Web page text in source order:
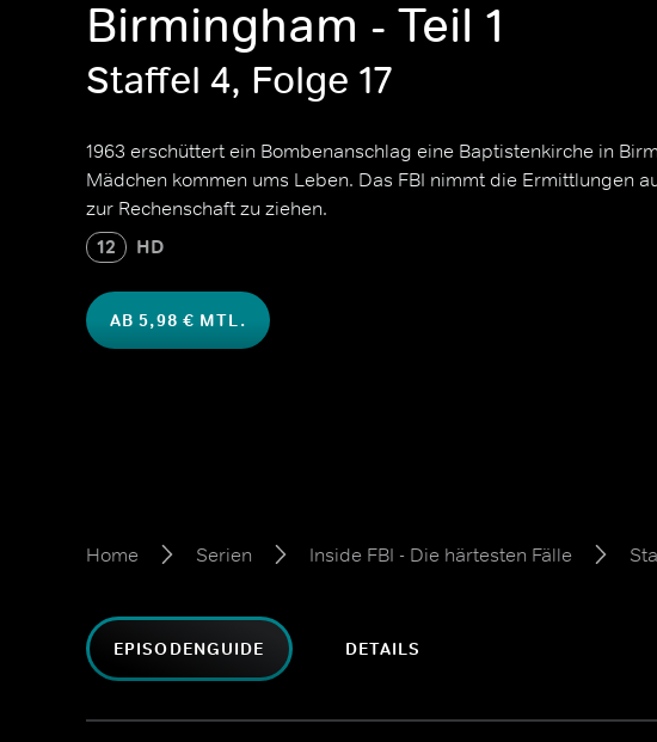
Birmingham - Teil 1
Staffel 4, Folge 17
1963 erschüttert ein Bombenanschlag eine Baptistenkirche in
Mädchen kommen ums Leben. Das FBI nimmt die Ermittlungen
zur Rechenschaft zu ziehen.
12 HD
AB 5,98 € MTL.
Home Serien Inside FBI - Die härtesten Fälle
EPISODENGUIDE DETAILS